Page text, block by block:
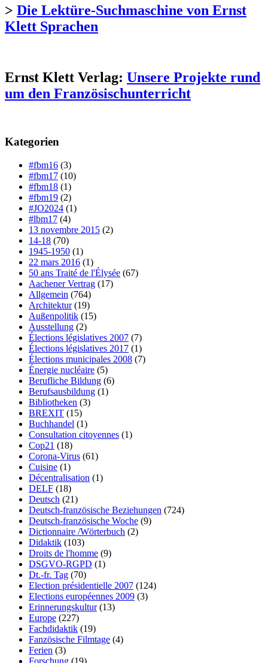
> Die Lektüre-Suchmaschine von Ernst
Klett Sprachen
Ernst Klett Verlag: Unsere Projekte rund
um den Französischunterricht
Kategorien
#fbm16 (3)
#fbm17 (10)
#fbm18 (1)
#fbm19 (2)
#JO2024 (1)
#lbm17 (4)
13 novembre 2015 (2)
14-18 (70)
1945-1950 (1)
22 mars 2016 (1)
50 ans Traité de l'Élysée (67)
Aachener Vertrag (17)
Allgemein (764)
Architektur(19)
Außenpolitik (15)
Ausstellung (2)
Élections législatives 2007 (7)
Élections législatives 2017 (1)
Élections municipales 2008 (7)
Énergie nucléaire (5)
Berufliche Bildung (6)
Berufsausbildung (1)
Bibliotheken (3)
BREXIT (15)
Buchhandel (1)
Consultation citoyennes (1)
Cop21 (18)
Corona-Virus (61)
Cuisine (1)
Décentralisation (1)
DELF (18)
Deutsch (21)
Deutsch-französische Beziehungen (724)
Deutsch-französische Woche (9)
Dictionnaire /Wörterbuch (2)
Didaktik (103)
Droits de l'homme (9)
DSGVO-RGPD (1)
Dt.-fr. Tag (70)
Election présidentielle 2007 (124)
Elections européennes 2009 (3)
Erinnerungskultur(13)
Europe (227)
Fachdidaktik (19)
Fanzösische Filmtage (4)
Ferien (3)